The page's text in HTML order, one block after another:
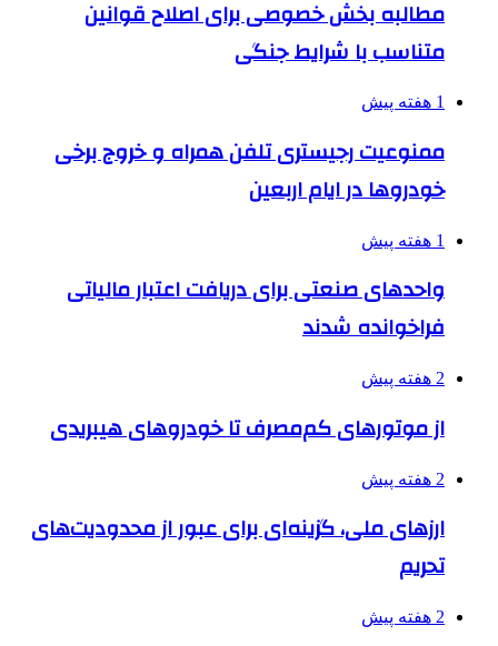
مطالبه بخش خصوصی برای اصلاح قوانین
متناسب با شرایط جنگی
1 هفته پیش
ممنوعیت رجیستری تلفن همراه و خروج برخی
خودروها در ایام اربعین
1 هفته پیش
واحدهای صنعتی برای دریافت اعتبار مالیاتی
فراخوانده شدند
2 هفته پیش
از موتورهای کم‌مصرف تا خودروهای هیبریدی
2 هفته پیش
ارزهای ملی، گزینه‌ای برای عبور از محدودیت‌های
تحریم
2 هفته پیش